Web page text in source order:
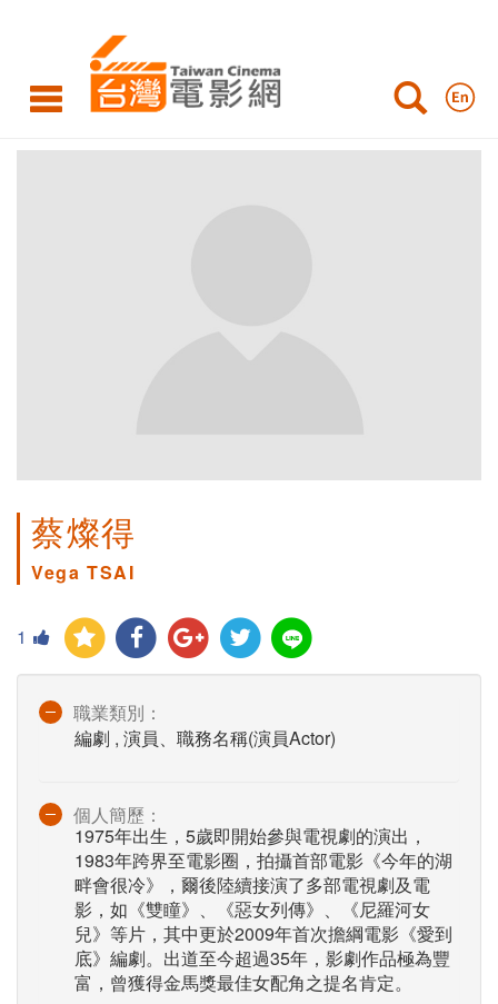
蔡燦得
Vega TSAI
1
職業類別：
編劇 , 演員、職務名稱(演員Actor)
個人簡歷：
1975年出生，5歲即開始參與電視劇的演出，
1983年跨界至電影圈，拍攝首部電影《今年的湖
畔會很冷》，爾後陸續接演了多部電視劇及電
影，如《雙瞳》、《惡女列傳》、《尼羅河女
兒》等片，其中更於2009年首次擔綱電影《愛到
底》編劇。出道至今超過35年，影劇作品極為豐
富，曾獲得金馬獎最佳女配角之提名肯定。